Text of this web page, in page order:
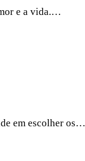
e a vida.…
em escolher os…